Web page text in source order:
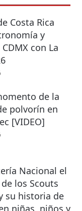
Costa Rica
y
con La
de la
polvorín en
[VIDEO]
Nacional el
los Scouts
su historia de